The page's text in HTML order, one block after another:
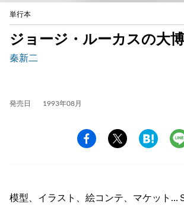
単行本
ジョージ・ルーカスの大
秦新二
発売日 1993年08月
模型、イラスト、絵コンテ、マケット…